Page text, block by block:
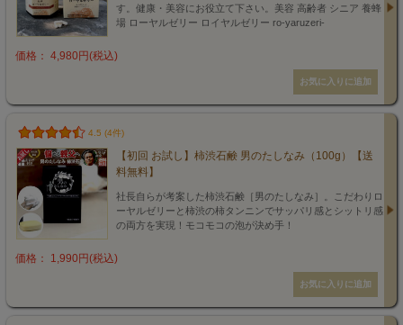
す。健康・美容にお役立て下さい。美容 高齢者 シニア 養蜂
場 ローヤルゼリー ロイヤルゼリー ro-yaruzeri-
価格： 4,980円(税込)
4.5 (4件)
【初回 お試し】柿渋石鹸 男のたしなみ（100g）【送
料無料】
社長自らが考案した柿渋石鹸［男のたしなみ］。こだわりロ
ーヤルゼリーと柿渋の柿タンニンでサッパリ感とシットリ感
の両方を実現！モコモコの泡が決め手！
価格： 1,990円(税込)